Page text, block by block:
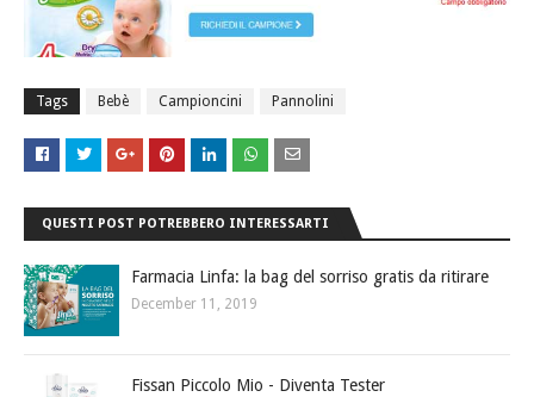
Tags Bebè Campioncini Pannolini
QUESTI POST POTREBBERO INTERESSARTI
Farmacia Linfa: la bag del sorriso gratis da ritirare
December 11, 2019
Fissan Piccolo Mio - Diventa Tester